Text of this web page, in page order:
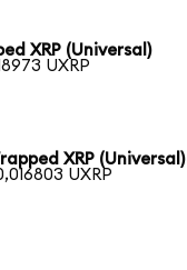
XRP (Universal)
UXRP
XRP (Universal)
UXRP